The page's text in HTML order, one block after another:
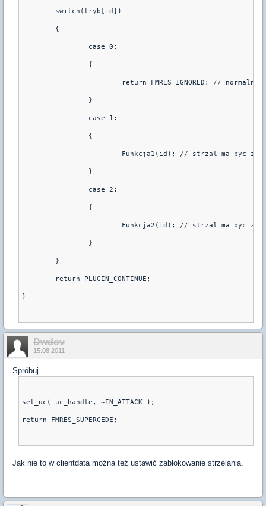
	switch(tryb[id])
	{
		case 0:
		{
return FMRES_IGNORED; //
		}
		case 1:
		{
Funkcja1(id); // strzal ma byc
		}
		case 2:
		{
Funkcja2(id); // strzal ma byc
		}
	}
	return PLUGIN_CONTINUE;
}
Dwdov
15.08.2011
Spróbuj
set_uc( uc_handle, ~IN_ATTACK );
return FMRES_SUPERCEDE;
Jak nie to w clientdata można też ustawić zablokowanie strzelania.